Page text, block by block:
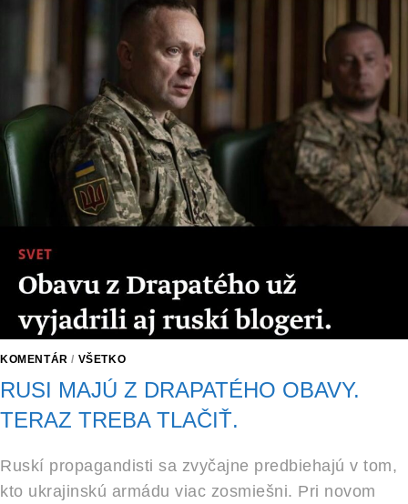
KOMENTÁR / VŠETKO
RUSI MAJÚ Z DRAPATÉHO OBAVY.
TERAZ TREBA TLAČIŤ.
Ruskí propagandisti sa zvyčajne predbiehajú v tom,
kto ukrajinskú armádu viac zosmiešni. Pri novom